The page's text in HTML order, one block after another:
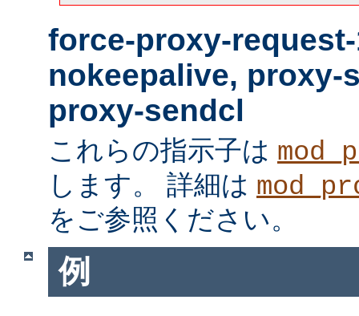
force-proxy-
nokeepalive, proxy-
proxy-sendcl
これらの指示子は
します。 詳細は
をご参照ください。
例